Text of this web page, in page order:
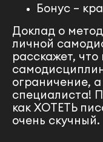
Бонус –
Доклад о
личной
расскажет, что
ограничение,
специалиста!
как ХОТЕТЬ
очень скучный.